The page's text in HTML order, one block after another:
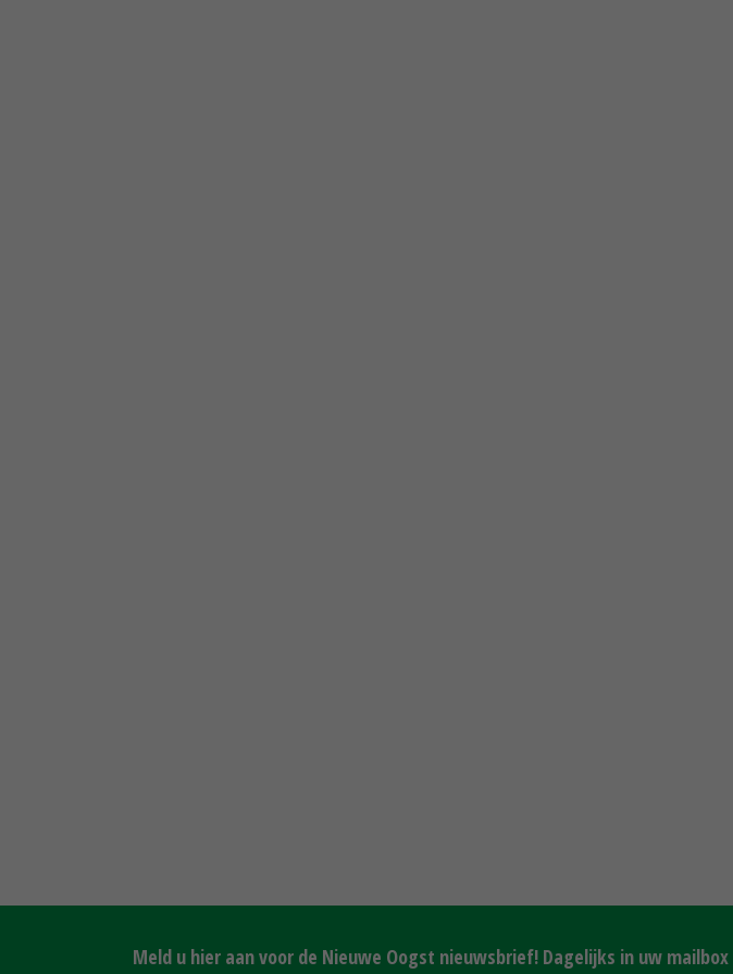
Meld u hier aan voor de Nieuwe Oogst nieuwsbrief! Dagelijks in uw mailbox